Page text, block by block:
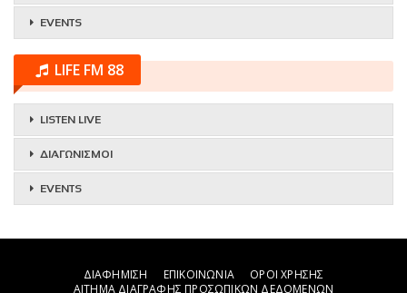
EVENTS
LIFE FM 88
LISTEN LIVE
ΔΙΑΓΩΝΙΣΜΟΙ
EVENTS
ΔΙΑΦΗΜΙΣΗ ΕΠΙΚΟΙΝΩΝΙΑ
ΟΡΟΙ ΧΡΗΣΗΣ
ΑΙΤΗΜΑ ΔΙΑΓΡΑΦΗΣ ΠΡΟΣΩΠΙΚΩΝ ΔΕΔΟΜΕΝΩΝ